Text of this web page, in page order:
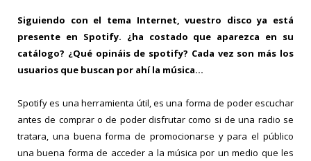
Siguiendo con el tema Internet, vuestro disco ya está
presente en Spotify. ¿ha costado que aparezca en su
catálogo? ¿Qué opináis de spotify? Cada vez son más los
usuarios que buscan por ahí la música…
Spotify es una herramienta útil, es una forma de poder escuchar
antes de comprar o de poder disfrutar como si de una radio se
tratara, una buena forma de promocionarse y para el público
una buena forma de acceder a la música por un medio que les